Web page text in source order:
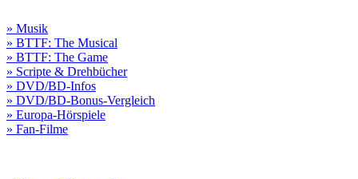
» Musik
» BTTF: The Musical
» BTTF: The Game
» Scripte & Drehbücher
» DVD/BD-Infos
» DVD/BD-Bonus-Vergleich
» Europa-Hörspiele
» Fan-Filme